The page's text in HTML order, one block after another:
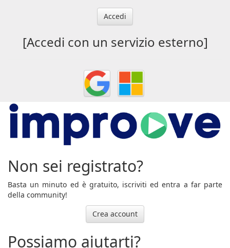
Accedi
[Accedi con un servizio esterno]
Non sei registrato?
Basta un minuto ed è gratuito, iscriviti ed entra a far parte
della community!
Crea account
Possiamo aiutarti?